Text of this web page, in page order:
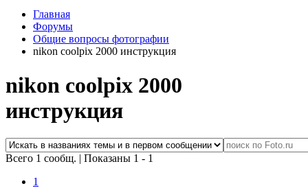
Главная
Форумы
Общие вопросы фотографии
nikon coolpix 2000 инструкция
nikon coolpix 2000
инструкция
Всего 1 сообщ. | Показаны 1 - 1
1